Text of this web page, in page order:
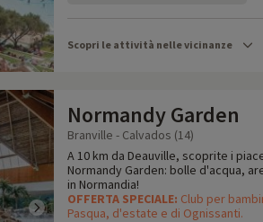
Scopri le attività nelle vicinanze
Normandy Garden
Branville - Calvados (14)
A 10 km da Deauville, scoprite i
Normandy Garden: bolle d'acqua,
in Normandia!
OFFERTA SPECIALE: Club per
Pasqua, d'estate e di Ognissanti.